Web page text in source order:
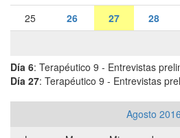
25
26 27 28
Día 6: Terapéutico 9 - Entrevistas
Día 27: Terapéutico 9 - Entrevistas
Agosto 2016